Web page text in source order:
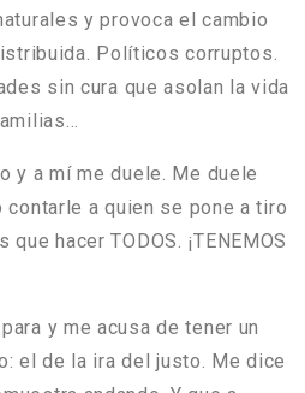
y provoca el cambio
Políticos corruptos.
sin cura que asolan la vida
y a mí me duele. Me duele
a quien se pone a tiro
hacer TODOS. ¡TENEMOS
y me acusa de tener un
el de la ira del justo. Me dice